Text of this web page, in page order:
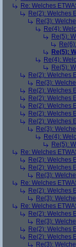
Re: Welches
Re(2): Welches
Re(3):
Re(4):
Re(5):
Re(5):
Re(4):
Re(5):
Re(2): Welches
Re(3):
Re(2): Welches
Re(2): Welches
Re(2): Welches
Re(2): Welches
Re(2): Welches
Re(3):
Re(4):
Re(5):
Re: Welches
Re(2): Welches
Re(2): Welches
Re(3):
Re: Welches
Re(2): Welches
Re(3):
Re: Welches
Re(2): Welches
Re(3):
Re(2): Welches
Re(2): Welches
Re(3):